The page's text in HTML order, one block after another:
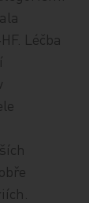
Léčba